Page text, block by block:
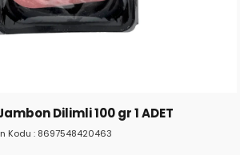
Dilimli 100 gr 1 ADET
Kodu : 8697548420463